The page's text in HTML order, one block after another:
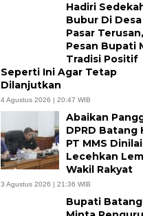
Hadiri
Bubur Di Desa
Pasar Terusan,
Pesan Bupati
Tradisi Positif
Seperti Ini Agar Tetap
Dilanjutkan
4 Agustus 2026 | 20:47 WIB
Abaikan
DPRD Batang
PT MMS Dinilai
Lecehkan
Wakil Rakyat
3 Agustus 2026 | 21:36 WIB
Bupati Batang